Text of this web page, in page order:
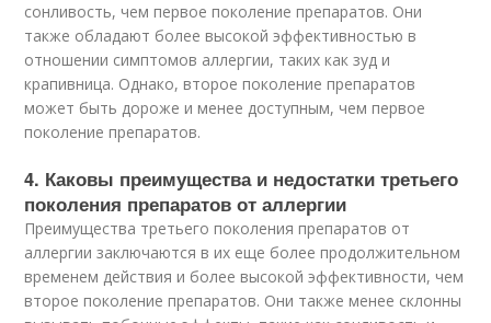
сонливость, чем первое поколение препаратов. Они
также обладают более высокой эффективностью в
отношении симптомов аллергии, таких как зуд и
крапивница. Однако, второе поколение препаратов
может быть дороже и менее доступным, чем первое
поколение препаратов.
4. Каковы преимущества и недостатки третьего
поколения препаратов от аллергии
Преимущества третьего поколения препаратов от
аллергии заключаются в их еще более продолжительном
временем действия и более высокой эффективности, чем
второе поколение препаратов. Они также менее склонны